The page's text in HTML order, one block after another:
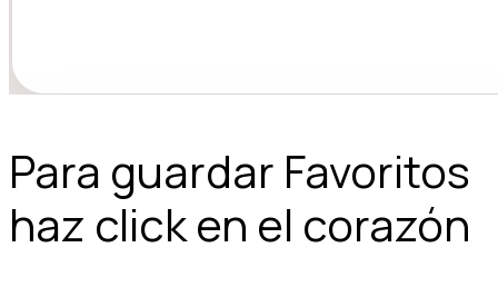
Para guardar Favoritos
haz click en el corazón